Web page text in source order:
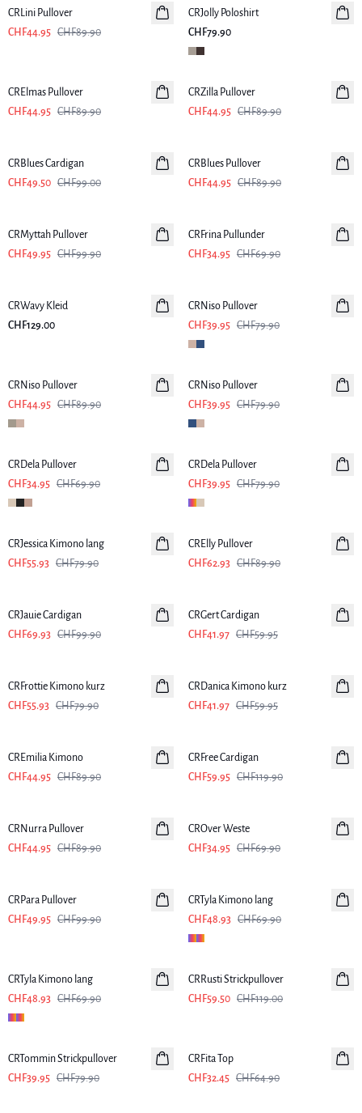
CRLini Pullover
CHF44.95 CHF89.90
CRJolly Poloshirt
CHF79.90
CRElmas Pullover
CHF44.95 CHF89.90
-50%
CRZilla Pullover
CHF44.95 CHF89.90
CRBlues Cardigan
CHF49.50 CHF99.00
CRBlues Pullover
CHF44.95 CHF89.90
CRMyttah Pullover
CHF49.95 CHF99.90
CRFrina Pullunder
CHF34.95 CHF69.90
CRWavy Kleid
CHF129.00
CRNiso Pullover
CHF39.95 CHF79.90
CRNiso Pullover
CHF44.95 CHF89.90
-50%
CRNiso Pullover
CHF39.95 CHF79.90
-50%
CRDela Pullover
CHF34.95 CHF69.90
-50%
CRDela Pullover
CHF39.95 CHF79.90
-30%
CRJessica Kimono lang
CHF55.93 CHF79.90
-30%
CRElly Pullover
CHF62.93 CHF89.90
CRJauie Cardigan
CHF69.93 CHF99.90
CRGert Cardigan
CHF41.97 CHF59.95
CRFrottie Kimono kurz
CHF55.93 CHF79.90
CRDanica Kimono kurz
CHF41.97 CHF59.95
CREmilia Kimono
CHF44.95 CHF89.90
CRFree Cardigan
CHF59.95 CHF119.90
CRNurra Pullover
CHF44.95 CHF89.90
CROver Weste
CHF34.95 CHF69.90
CRPara Pullover
CHF49.95 CHF99.90
CRTyla Kimono lang
CHF48.93 CHF69.90
CRTyla Kimono lang
CHF48.93 CHF69.90
-50%
CRRusti Strickpullover
CHF59.50 CHF119.00
-50%
CRTommin Strickpullover
CHF39.95 CHF79.90
CRFita Top
CHF32.45 CHF64.90